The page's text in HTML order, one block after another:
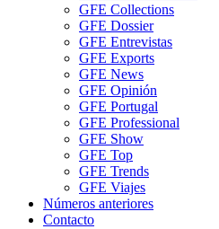
GFE Collections
GFE Dossier
GFE Entrevistas
GFE Exports
GFE News
GFE Opinión
GFE Portugal
GFE Professional
GFE Show
GFE Top
GFE Trends
GFE Viajes
Números anteriores
Contacto